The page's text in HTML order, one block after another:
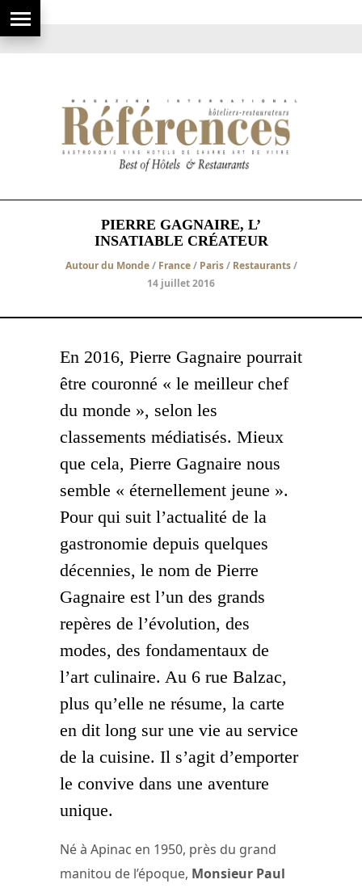
PIERRE GAGNAIRE, L’
INSATIABLE CRÉATEUR
Autour du Monde/ France/ Paris/ Restaurants/
14 juillet 2016
En 2016, Pierre Gagnaire pourrait
être couronné « le meilleur chef
du monde », selon les
classements médiatisés. Mieux
que cela, Pierre Gagnaire nous
semble « éternellement jeune ».
Pour qui suit l’actualité de la
gastronomie depuis quelques
décennies, le nom de Pierre
Gagnaire est l’un des grands
repères de l’évolution, des
modes, des fondamentaux de
l’art culinaire. Au 6 rue Balzac,
plus qu’elle ne résume, la carte
en dit long sur une vie au service
de la cuisine. Il s’agit d’emporter
le convive dans une aventure
unique.
Né à Apinac en 1950, près du grand
manitou de l’époque, Monsieur Paul